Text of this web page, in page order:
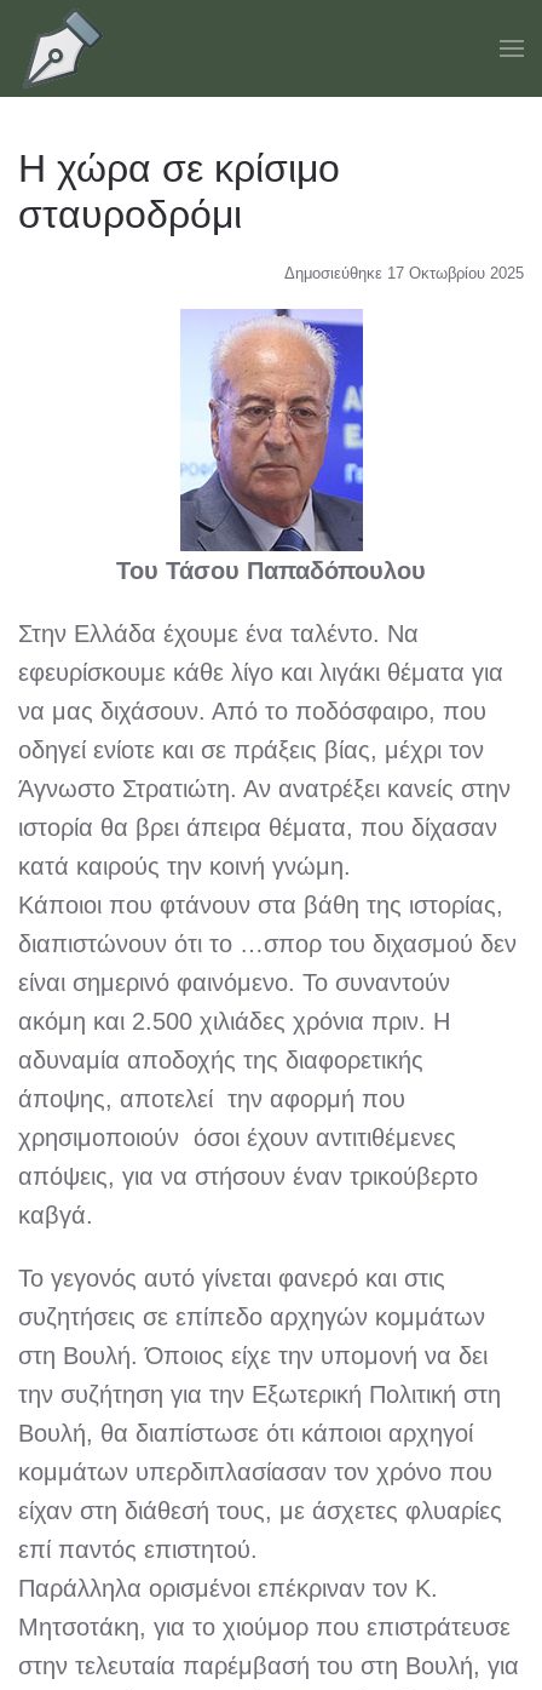
Skip to main content
Η χώρα σε κρίσιμο
σταυροδρόμι
Δημοσιεύθηκε 17 Οκτωβρίου 2025
Του Τάσου Παπαδόπουλου
Στην Ελλάδα έχουμε ένα ταλέντο. Να
εφευρίσκουμε κάθε λίγο και λιγάκι θέματα για
να μας διχάσουν. Από το ποδόσφαιρο, που
οδηγεί ενίοτε και σε πράξεις βίας, μέχρι τον
Άγνωστο Στρατιώτη. Αν ανατρέξει κανείς στην
ιστορία θα βρει άπειρα θέματα, που δίχασαν
κατά καιρούς την κοινή γνώμη.
Κάποιοι που φτάνουν στα βάθη της ιστορίας,
διαπιστώνουν ότι το …σπορ του διχασμού δεν
είναι σημερινό φαινόμενο. Το συναντούν
ακόμη και 2.500 χιλιάδες χρόνια πριν. Η
αδυναμία αποδοχής της διαφορετικής
άποψης, αποτελεί την αφορμή που
χρησιμοποιούν όσοι έχουν αντιτιθέμενες
απόψεις, για να στήσουν έναν τρικούβερτο
καβγά.
Το γεγονός αυτό γίνεται φανερό και στις
συζητήσεις σε επίπεδο αρχηγών κομμάτων
στη Βουλή. Όποιος είχε την υπομονή να δει
την συζήτηση για την Εξωτερική Πολιτική στη
Βουλή, θα διαπίστωσε ότι κάποιοι αρχηγοί
κομμάτων υπερδιπλασίασαν τον χρόνο που
είχαν στη διάθεσή τους, με άσχετες φλυαρίες
επί παντός επιστητού.
Παράλληλα ορισμένοι επέκριναν τον Κ.
Μητσοτάκη, για το χιούμορ που επιστράτευσε
στην τελευταία παρέμβασή του στη Βουλή, για